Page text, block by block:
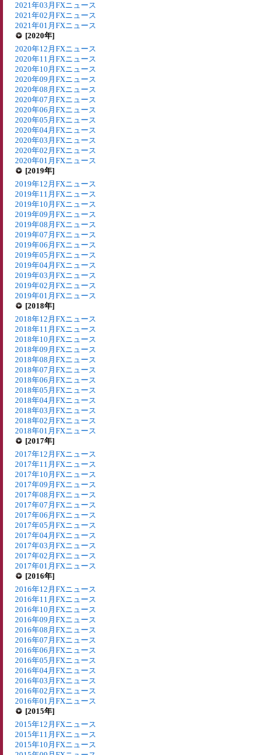
2021年03月FXニュース
2021年02月FXニュース
2021年01月FXニュース
[2020年]
2020年12月FXニュース
2020年11月FXニュース
2020年10月FXニュース
2020年09月FXニュース
2020年08月FXニュース
2020年07月FXニュース
2020年06月FXニュース
2020年05月FXニュース
2020年04月FXニュース
2020年03月FXニュース
2020年02月FXニュース
2020年01月FXニュース
[2019年]
2019年12月FXニュース
2019年11月FXニュース
2019年10月FXニュース
2019年09月FXニュース
2019年08月FXニュース
2019年07月FXニュース
2019年06月FXニュース
2019年05月FXニュース
2019年04月FXニュース
2019年03月FXニュース
2019年02月FXニュース
2019年01月FXニュース
[2018年]
2018年12月FXニュース
2018年11月FXニュース
2018年10月FXニュース
2018年09月FXニュース
2018年08月FXニュース
2018年07月FXニュース
2018年06月FXニュース
2018年05月FXニュース
2018年04月FXニュース
2018年03月FXニュース
2018年02月FXニュース
2018年01月FXニュース
[2017年]
2017年12月FXニュース
2017年11月FXニュース
2017年10月FXニュース
2017年09月FXニュース
2017年08月FXニュース
2017年07月FXニュース
2017年06月FXニュース
2017年05月FXニュース
2017年04月FXニュース
2017年03月FXニュース
2017年02月FXニュース
2017年01月FXニュース
[2016年]
2016年12月FXニュース
2016年11月FXニュース
2016年10月FXニュース
2016年09月FXニュース
2016年08月FXニュース
2016年07月FXニュース
2016年06月FXニュース
2016年05月FXニュース
2016年04月FXニュース
2016年03月FXニュース
2016年02月FXニュース
2016年01月FXニュース
[2015年]
2015年12月FXニュース
2015年11月FXニュース
2015年10月FXニュース